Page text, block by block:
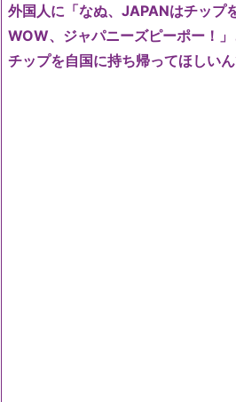
外国人に「なぬ、JAPANはチップ
WOW、ジャパニーズピーポー！
チップを自国に持ち帰ってほしいん